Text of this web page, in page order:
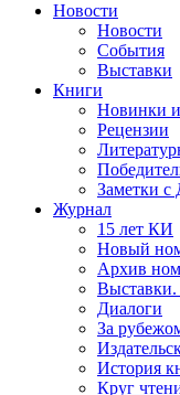
Новости
Новости
События
Выставки
Книги
Новинки
Рецензии
Заметки с
Журнал
15 лет КИ
Новый
Архив
Диалоги
За
История
Круг